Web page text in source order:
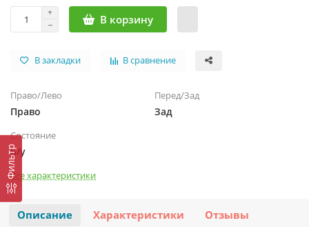
Фильтр
В корзину
В закладки В сравнение
Право/Лево
Право
Перед/Зад
Зад
Состояние
Б/у
Все характеристики
Описание Характеристики Отзывы